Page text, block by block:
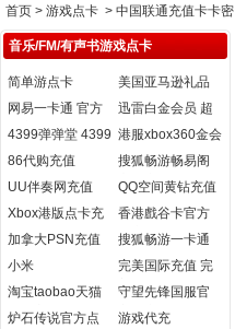
首页 > 游戏点卡 > 中国联通充值卡卡密
音乐/FM/有声书游戏点卡
简单游点卡
美国亚马逊礼品
卡
网易一卡通 官方
直充
迅雷白金会员 超
级会员开通
4399弹弹堂 4399
弹弹堂3点券 自动
港服xbox360金会
员 XBOXlive金会
86代购充值
搜狐畅游畅易阁
官网充值
UU伴奏网充值
QQ空间黄钻充值
Xbox港版点卡充
值
香港戲谷卡官方
卡充值
加拿大PSN充值
卡
搜狐畅游一卡通
幻想神域元气点
小米
(Xiaomi.com)游
完美国际充值 完
美游戏
淘宝taobao天猫
支付宝游戏代购
守望先锋国服官
方代充
炉石传说官方点
游戏代充